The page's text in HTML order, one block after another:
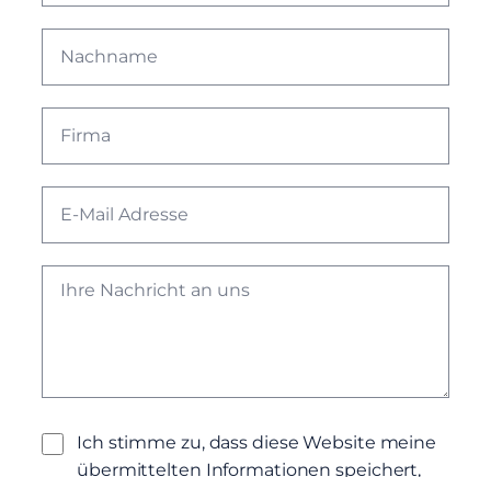
Ich stimme zu, dass diese Website meine
übermittelten Informationen speichert,